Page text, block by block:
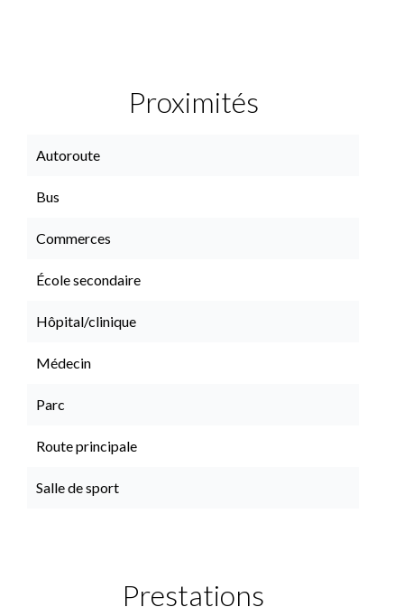
Proximités
Autoroute
Bus
Commerces
École secondaire
Hôpital/clinique
Médecin
Parc
Route principale
Salle de sport
Prestations